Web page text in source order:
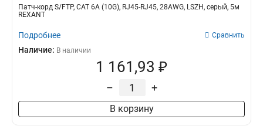
Патч-корд S/FTP, CAT 6A (10G), RJ45-RJ45, 28AWG, LSZH, серый, 5м
REXANT
Подробнее Сравнить
Наличие: В наличии
1 161,93 ₽
– +
В корзину